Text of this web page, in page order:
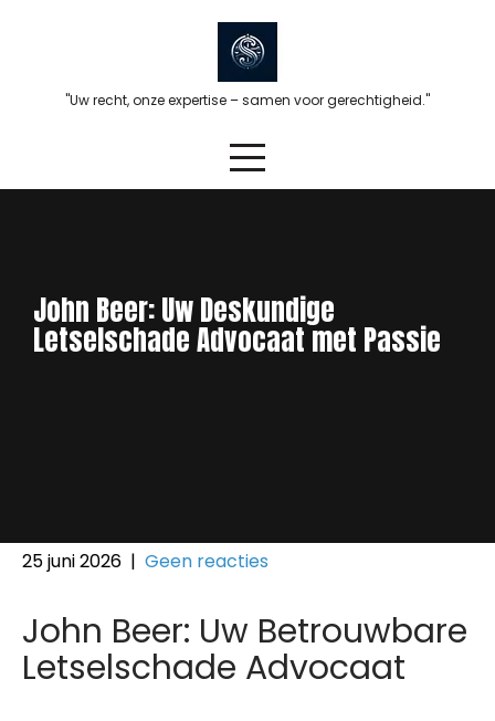
"Uw recht, onze expertise – samen voor gerechtigheid."
John Beer: Uw Deskundige
Letselschade Advocaat met Passie
25 juni 2026 | Geen reacties
John Beer: Uw Betrouwbare
Letselschade Advocaat